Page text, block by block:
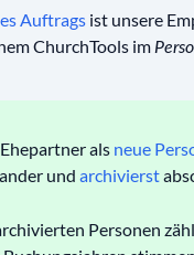
Auftragsist unsere
ChurchTools im
als neue
und archivierst
Personen